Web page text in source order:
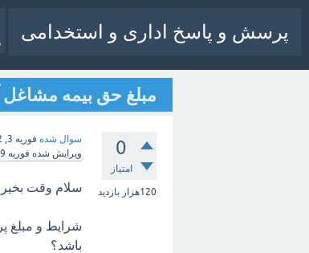
پرسش و پاسخ اداری و استخدامی
مبلغ حق بیمه مشاغل آزاد و
0
امتیاز
120هزار بازدید
سوال شده فوریه 3, 2022
ویرایش شده فوریه 9, 2022
سلام وقت بخیر
باشد؟